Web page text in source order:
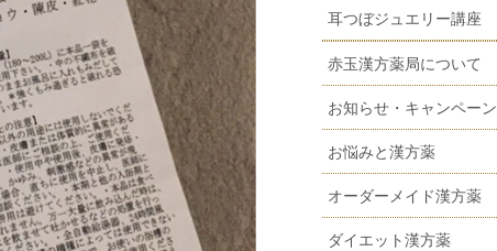
耳つぼジュエリー講座
赤玉漢方薬局について
お知らせ・キャンペーン
お悩みと漢方薬
オーダーメイド漢方薬
ダイエット漢方薬